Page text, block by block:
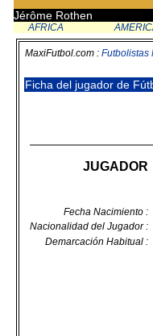
Jérôme Rothen
AFRICA
MaxiFutbol.com : Futbolistas
Ficha del jugador de
JUGADOR
Fecha Nacimiento :
Nacionalidad del Jugador :
Demarcación Habitual :